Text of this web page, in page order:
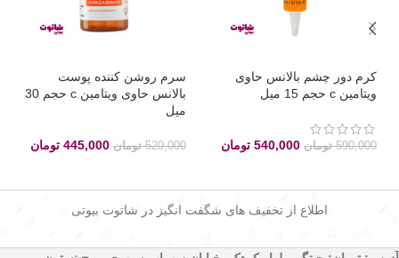
کرم دور چشم بالانس حاوی
ویتامین c حجم 15 میل
590,000 تومان 540,000 تومان
سرم روشن کننده پوست
بالانس حاوی ویتامین c حجم 30
میل
520,000 تومان 445,000 تومان
اطلاع از تخفیف های شگفت انگیز در شاتوت بیوتی